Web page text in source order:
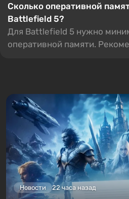
Сколько оперативной
Battlefield 5?
Для Battlefield 5 нужно
оперативной памяти.
Новости 22 часа назад